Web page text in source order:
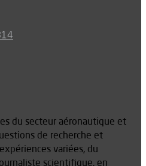
du secteur aéronautique et
de recherche et
variées, du
scientifique, en